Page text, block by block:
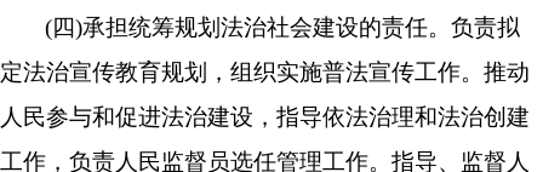
(四)承担统筹规划法治社会建设的责任。负责拟
定法治宣传教育规划，组织实施普法宣传工作。推动
人民参与和促进法治建设，指导依法治理和法治创建
工作，负责人民监督员选任管理工作。指导、监督人